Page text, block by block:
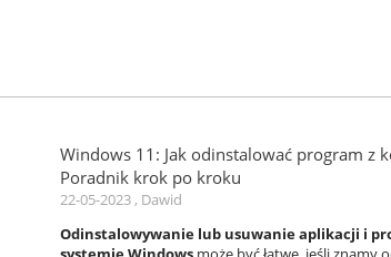
Windows 11: Jak odinstalować program z
Poradnik krok po kroku
22-05-2023 , Dawid
Odinstalowywanie lub usuwanie aplikacji i